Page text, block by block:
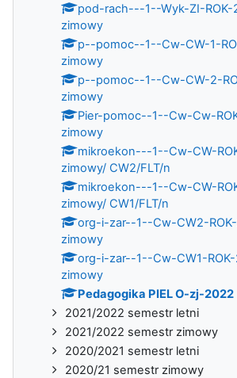
pod-rach---1--Wyk-ZI-
zimowy
p--pomoc--1--Cw-CW-1-
zimowy
p--pomoc--1--Cw-CW-2-
zimowy
Pier-pomoc--1--Cw-Cw-
zimowy
mikroekon---1--Cw-CW-
zimowy/ CW2/FLT/n
mikroekon---1--Cw-CW-
zimowy/ CW1/FLT/n
org-i-zar--1--Cw-CW2-
zimowy
org-i-zar--1--Cw-CW1-
zimowy
Pedagogika PIEL O-zj-2022
2021/2022 semestr letni
2021/2022 semestr zimowy
2020/2021 semestr letni
2020/21 semestr zimowy